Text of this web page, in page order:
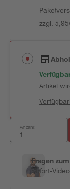
zzgl.
Artikel
Anzahl:
Fragen
Sofort-